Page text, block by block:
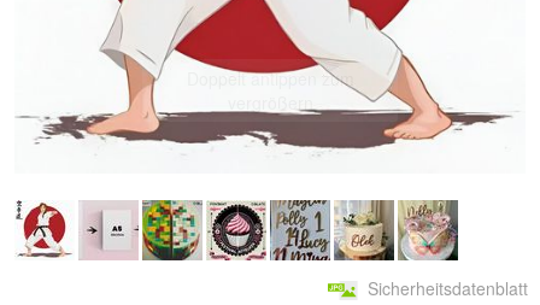
Doppelt antippen zum
Sicherheitsdatenblatt